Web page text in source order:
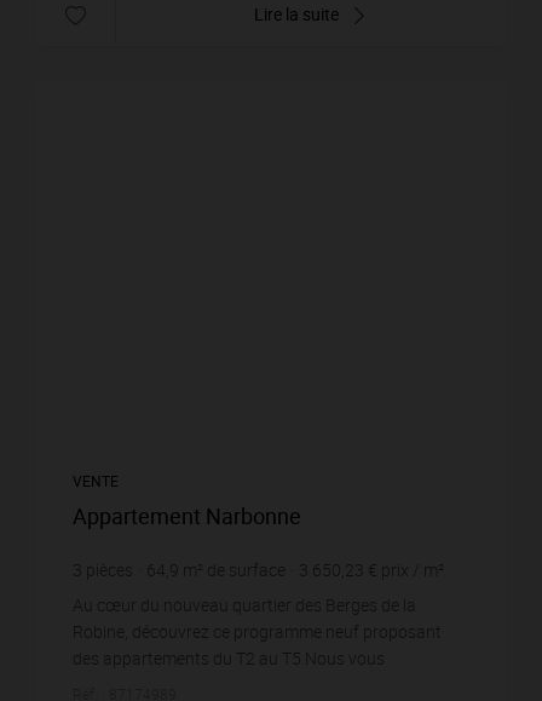
Lire la suite
VENTE
Appartement Narbonne
3 pièces 64,9 m² de surface 3 650,23 € prix / m²
Au cœur du nouveau quartier des Berges de la
Robine, découvrez ce programme neuf proposant
des appartements du T2 au T5.Nous vous